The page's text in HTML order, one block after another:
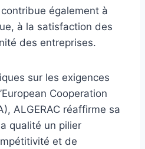
également à
à la satisfaction des
des entreprises.
sur les exigences
Cooperation
ALGERAC réaffirme sa
qualité un pilier
et de